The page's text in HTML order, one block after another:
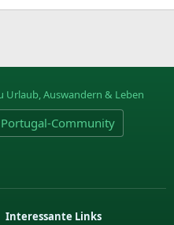
Community
Interessante Links